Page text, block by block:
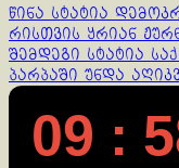
Continue
Reading
წინა სტატია
რისთვის ყრიან
შემდეგი სტატია
პარპაში უნდა
09 :